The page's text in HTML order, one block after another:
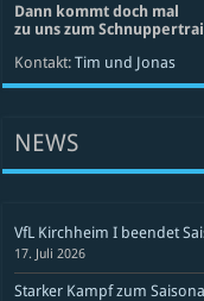
Dann kommt doch mal
zu uns zum
Kontakt:Tim und Jonas
NEWS
VfL Kirchheim I beendet
17. Juli 2026
Starker Kampf zum